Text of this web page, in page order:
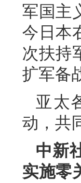
军国主
今日本
次扶持
扩军备
亚太
动，共
中新
实施零